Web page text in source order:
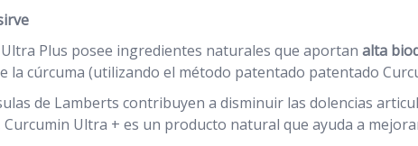
Plus posee ingredientes naturales que aportan alta
la cúrcuma (utilizando el método patentado patentado
de Lamberts contribuyen a disminuir las dolencias
Curcumin Ultra + es un producto natural que ayuda a